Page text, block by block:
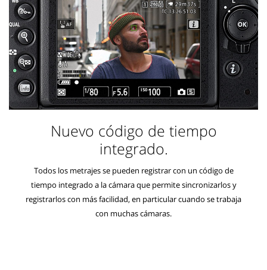
Nuevo código de tiempo
integrado.
Todos los metrajes se pueden registrar con un código de
tiempo integrado a la cámara que permite sincronizarlos y
registrarlos con más facilidad, en particular cuando se trabaja
con muchas cámaras.